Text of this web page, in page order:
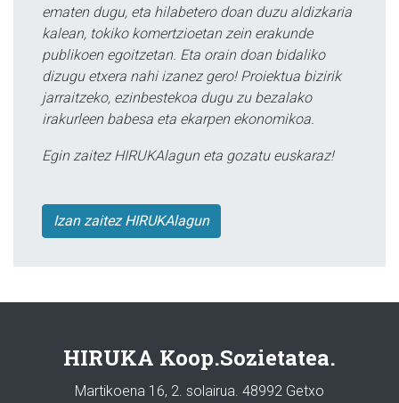
ematen dugu, eta hilabetero doan duzu aldizkaria
kalean, tokiko komertzioetan zein erakunde
publikoen egoitzetan. Eta orain doan bidaliko
dizugu etxera nahi izanez gero! Proiektua bizirik
jarraitzeko, ezinbestekoa dugu zu bezalako
irakurleen babesa eta ekarpen ekonomikoa.
Egin zaitez HIRUKAlagun eta gozatu euskaraz!
Izan zaitez HIRUKAlagun
HIRUKA Koop.Sozietatea.
Martikoena 16, 2. solairua. 48992 Getxo